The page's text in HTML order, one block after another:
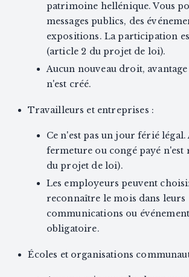
patrimoine hellénique. Vous
messages publics, des
expositions. La participation
(article 2 du projet de loi).
Aucun nouveau droit,
n'est créé.
Travailleurs et entreprises :
Ce n'est pas un jour férié légal.
fermeture ou congé payé n'est
du projet de loi).
Les employeurs peuvent
reconnaître le mois dans leurs
communications ou
obligatoire.
Écoles et organisations